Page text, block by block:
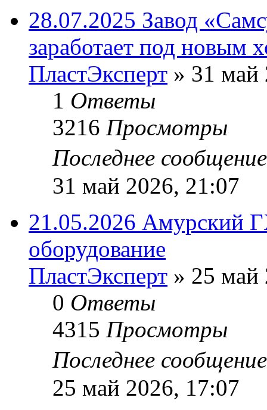
28.07.2025 Завод
заработает под новым
ПластЭксперт » 31 май
1 Ответы
3216 Просмотры
Последнее
31 май 2026, 21:07
21.05.2026 Амурский
оборудование
ПластЭксперт » 25 май
0 Ответы
4315 Просмотры
Последнее
25 май 2026, 17:07